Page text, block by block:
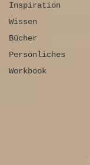
Inspiration
Wissen
Bücher
Persönliches
Workbook